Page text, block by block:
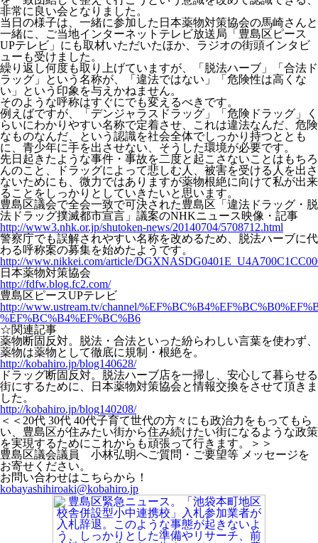
非常に良い会となりました。
当日の様子は、一緒に参加した日本薬物対策協会の馬崎さんと
一緒に、ご当地インターネットテレビ放送局「豊島区ピース
UPテレビ」にも取材いただいたほか、ラジオの街頭インタビ
ューも受けました。
繰り返し何度も取り上げていますが、「脱法ハーブ」「合法ド
ラッグ」という名称が、「違法ではない」「危険性は高くな
い」という印象を与えかねません。
そのような呼称はすぐにでも変えるべきです。
例えばですが、「デンジャラスドラッグ」「危険ドラッグ」く
らいにわかりやすい名称で定着させ、これは違法なんだ、危険
なものなんだ、という認識を社会全体でしっかり持つととも
に、青少年に手を出させない、そうした環境が必要です。
先日起きたような事件・事故を二度と起こさないことはもちろ
んのこと、ドラッグによって悲しむ人、被害を受ける人を出さ
ないためにも、微力ではありますが薬物根絶に向けて私が出来
ることをしっかりとしていきたいと思います。
豊島区議会で全会一致で可決された豊島区「違法ドラッグ・脱
法ドラッグ撲滅都市宣言」議案のNHKニュース映像・記事
http://www3.nhk.or.jp/shutoken-news/20140704/5708712.html
警察庁でも誤解されやすい名称を改めるため、脱法ハーブに代
わる呼称案の募集を始めたようです。
http://www.nikkei.com/article/
日本薬物対策協会
http://fdfw.blog.fc2.com/
豊島区ピースUPテレビ
http://www.ustream.tv/channel/
%EF%BC%B4%EF%BC%B6
☆関連記事
薬物断固反対。脱法・合法といった紛らわしい言葉を使わず、
薬物は薬物として徹底に規制・根絶を。
http://kobahiro.jp/blog140628/
ドラッグ断固反対。脱法ハーブ店を一掃し、安心して暮らせる
街にするために、日本薬物対策協会と情報交換をさせて頂きま
した。
http://kobahiro.jp/blog140208/
＜＜20代 30代 40代子育て世代の方々にも政治力をもってもら
い、豊島区が住みたい街から住み続けたい街になるような政策
を実現するためにこれからも頑張って行きます。＞＞
豊島区議会議員 小林弘明へご質問・ご要望等 メッセージを
お寄せください。
お問い合わせはこちらから！
kobayashihiroaki@kobahiro.jp